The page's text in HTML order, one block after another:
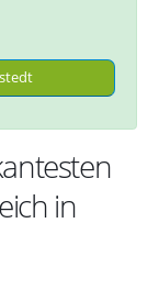
in